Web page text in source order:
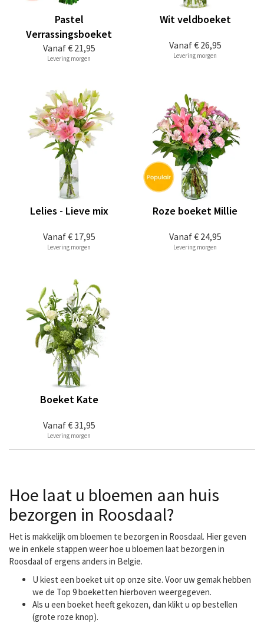
Vanaf€ 21,95
Pastel
Verrassingsboeket
Levering morgen
Vanaf€ 26,95
Wit veldboeket
Levering morgen
Vanaf€ 17,95
Lelies - Lieve mix
Levering morgen
Vanaf€ 24,95
Roze boeket Millie
Levering morgen
Vanaf€ 31,95
Boeket Kate
Levering morgen
Hoe laat u bloemen aan huis
bezorgen in Roosdaal?
Het is makkelijk om bloemen te bezorgen in Roosdaal. Hier geven
we in enkele stappen weer hoe u bloemen laat bezorgen in
Roosdaal of ergens anders in Belgie.
U kiest een boeket uit op onze site. Voor uw gemak hebben
we de Top 9 boeketten hierboven weergegeven.
Als u een boeket heeft gekozen, dan klikt u op bestellen
(grote roze knop).